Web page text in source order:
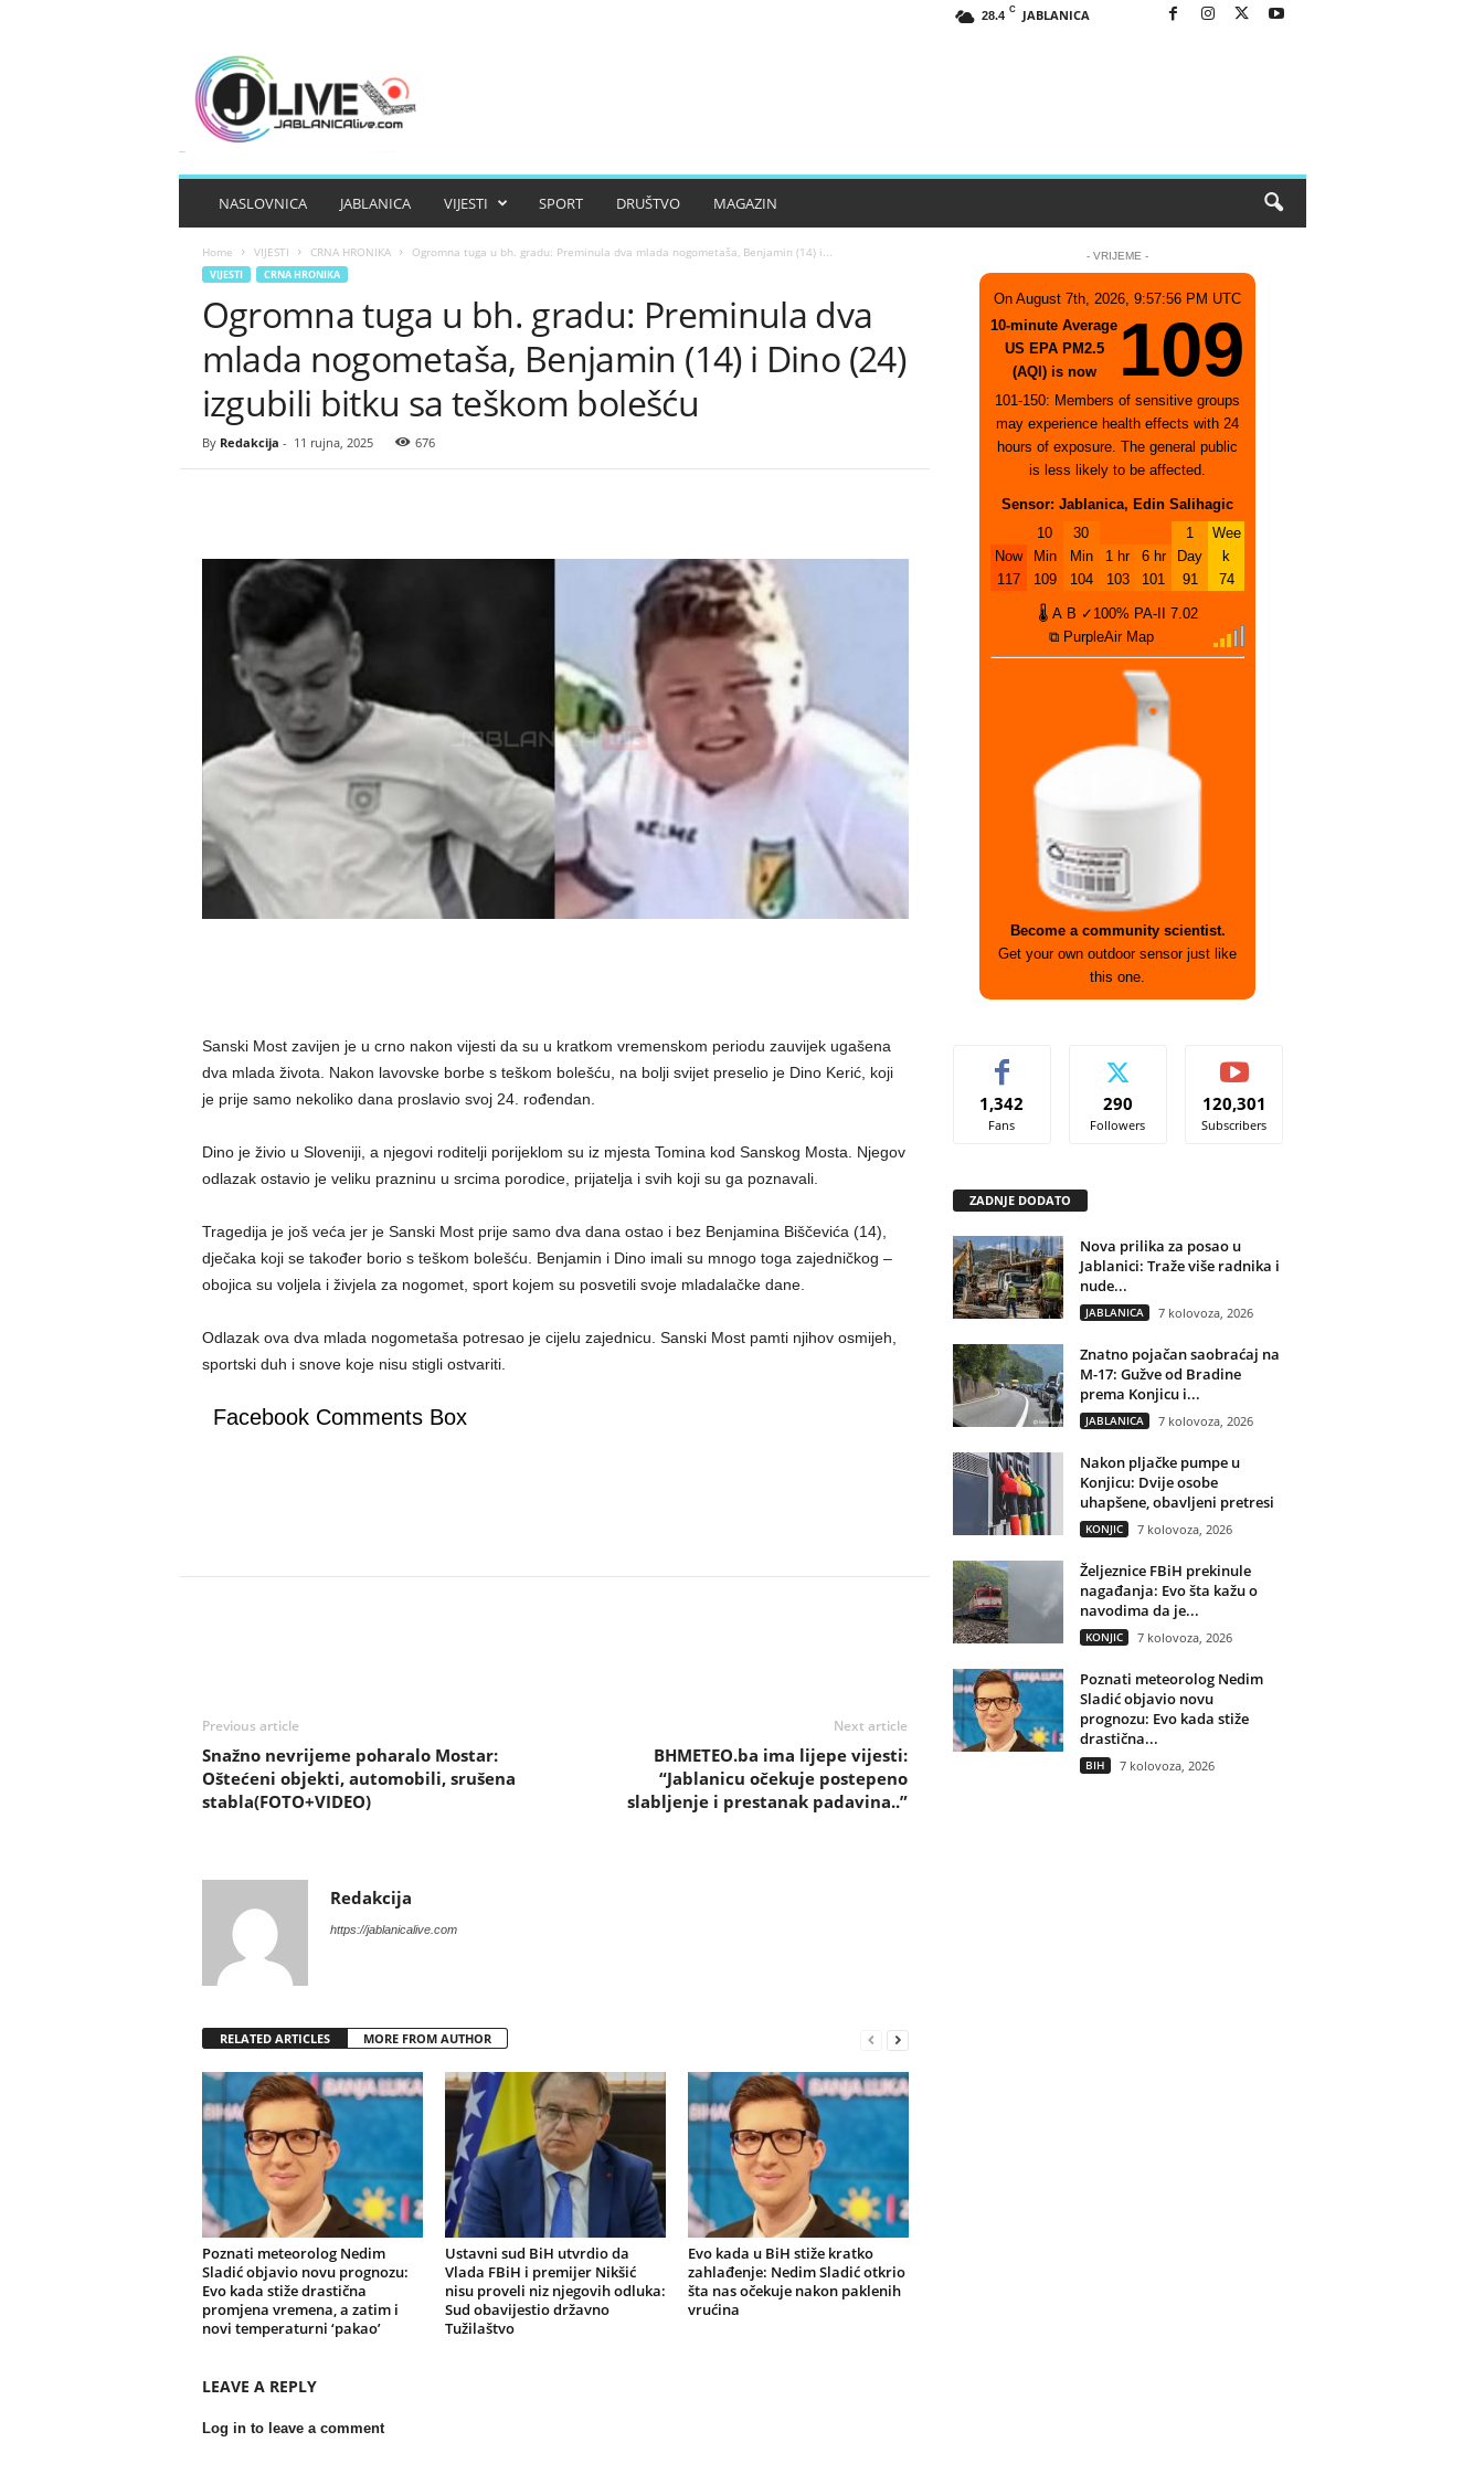
28.4 C JABLANICA
NASLOVNICA JABLANICA VIJESTI SPORT DRUŠTVO MAGAZIN
Home VIJESTI CRNA HRONIKA Ogromna tuga u bh. gradu: Preminula dva mlada nogometaša, Benjamin (14) i...
VIJESTI CRNA HRONIKA
Ogromna tuga u bh. gradu: Preminula dva
mlada nogometaša, Benjamin (14) i Dino (24)
izgubili bitku sa teškom bolešću
By Redakcija - 11 rujna, 2025 676
Sanski Most zavijen je u crno nakon vijesti da su u kratkom vremenskom periodu zauvijek ugašena
dva mlada života. Nakon lavovske borbe s teškom bolešću, na bolji svijet preselio je Dino Kerić, koji
je prije samo nekoliko dana proslavio svoj 24. rođendan.
Dino je živio u Sloveniji, a njegovi roditelji porijeklom su iz mjesta Tomina kod Sanskog Mosta. Njegov
odlazak ostavio je veliku prazninu u srcima porodice, prijatelja i svih koji su ga poznavali.
Tragedija je još veća jer je Sanski Most prije samo dva dana ostao i bez Benjamina Biščevića (14),
dječaka koji se također borio s teškom bolešću. Benjamin i Dino imali su mnogo toga zajedničkog –
obojica su voljela i živjela za nogomet, sport kojem su posvetili svoje mladalačke dane.
Odlazak ova dva mlada nogometaša potresao je cijelu zajednicu. Sanski Most pamti njihov osmijeh,
sportski duh i snove koje nisu stigli ostvariti.
Facebook Comments Box
Previous article
Snažno nevrijeme poharalo Mostar:
Oštećeni objekti, automobili, srušena
stabla(FOTO+VIDEO)
Next article
BHMETEO.ba ima lijepe vijesti:
“Jablanicu očekuje postepeno
slabljenje i prestanak padavina..”
Redakcija
https://jablanicalive.com
RELATED ARTICLES MORE FROM AUTHOR
Poznati meteorolog Nedim
Sladić objavio novu prognozu:
Evo kada stiže drastična
promjena vremena, a zatim i
novi temperaturni ‘pakao’
Ustavni sud BiH utvrdio da
Vlada FBiH i premijer Nikšić
nisu proveli niz njegovih odluka:
Sud obavijestio državno
Tužilaštvo
Evo kada u BiH stiže kratko
zahlađenje: Nedim Sladić otkrio
šta nas očekuje nakon paklenih
vrućina
LEAVE A REPLY
Log in to leave a comment
- VRIJEME -
On August 7th, 2026, 9:57:56 PM UTC
10-minute Average
US EPA PM2.5
(AQI) is now
109
101-150: Members of sensitive groups
may experience health effects with 24
hours of exposure. The general public
is less likely to be affected.
Sensor: Jablanica, Edin Salihagic
Now
117
10
Min
109
30
Min
104
1 hr
103
6 hr
101
1
Day
91
Wee
k
74
🌡 A B ✓100% PA-II
7.02
⧉ PurpleAir Map
Become a community scientist.
Get your own outdoor sensor just like
this one.
1,342
Fans
290
Followers
120,301
Subscribers
ZADNJE DODATO
Nova prilika za posao u
Jablanici: Traže više radnika i
nude...
JABLANICA 7 kolovoza, 2026
Znatno pojačan saobraćaj na
M-17: Gužve od Bradine
prema Konjicu i...
JABLANICA 7 kolovoza, 2026
Nakon pljačke pumpe u
Konjicu: Dvije osobe
uhapšene, obavljeni pretresi
KONJIC 7 kolovoza, 2026
Željeznice FBiH prekinule
nagađanja: Evo šta kažu o
navodima da je...
KONJIC 7 kolovoza, 2026
Poznati meteorolog Nedim
Sladić objavio novu
prognozu: Evo kada stiže
drastična...
BIH 7 kolovoza, 2026